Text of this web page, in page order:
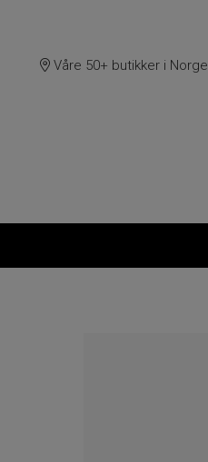
Våre 50+ butikker i Norge